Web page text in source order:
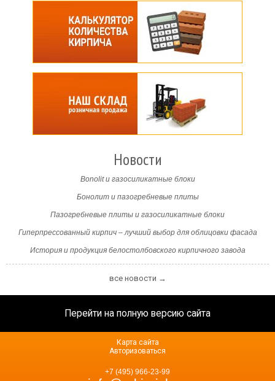
Новости
Bonolit и газосиликатные блоки
Бонолит и пазогребневые плиты
Пазогребневые плиты и газосиликатные блоки
Гиперпрессованный кирпич – лучший выбор для облицовки фасада
История и продукция белостолбовского кирпичного завода
все новости →
Перейти на полную версию сайта
+7 (495) 966-23-99
Карта сайта
Авторизоваться